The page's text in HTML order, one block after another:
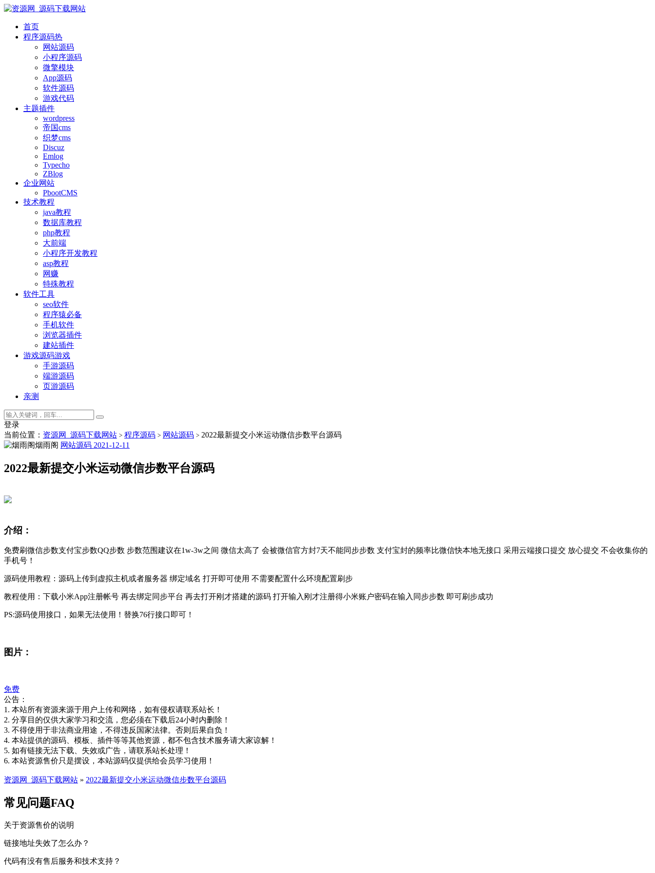
首页
程序源码热
网站源码
小程序源码
微擎模块
App源码
软件源码
游戏代码
主题插件
wordpress
帝国cms
织梦cms
Discuz
Emlog
Typecho
ZBlog
企业网站
PbootCMS
技术教程
java教程
数据库教程
php教程
大前端
小程序开发教程
asp教程
网赚
特殊教程
软件工具
seo软件
程序猿必备
手机软件
浏览器插件
建站插件
游戏源码游戏
手游源码
端游源码
页游源码
亲测
登录
当前位置： 资源网_源码下载网站 > 程序源码 > 网站源码 > 2022最新提交小米运动微信步数平台源码
烟雨阁 网站源码 2021-12-11
2022最新提交小米运动微信步数平台源码
介绍：
免费刷微信步数支付宝步数QQ步数 步数范围建议在1w-3w之间 微信太高了 会被微信官方封7天不能同步步数 支付宝封的频率比微信快本地无接口 采用云端接口提交 放心提交 不会收集你的
手机号！
源码使用教程：源码上传到虚拟主机或者服务器 绑定域名 打开即可使用 不需要配置什么环境配置刷步
教程使用：下载小米App注册帐号 再去绑定同步平台 再去打开刚才搭建的源码 打开输入刚才注册得小米账户密码在输入同步步数 即可刷步成功
PS:源码使用接口，如果无法使用！替换76行接口即可！
图片：
免费
公告：
1. 本站所有资源来源于用户上传和网络，如有侵权请联系站长！
2. 分享目的仅供大家学习和交流，您必须在下载后24小时内删除！
3. 不得使用于非法商业用途，不得违反国家法律。否则后果自负！
4. 本站提供的源码、模板、插件等等其他资源，都不包含技术服务请大家谅解！
5. 如有链接无法下载、失效或广告，请联系站长处理！
6. 本站资源售价只是摆设，本站源码仅提供给会员学习使用！
资源网_源码下载网站 » 2022最新提交小米运动微信步数平台源码
常见问题FAQ
关于资源售价的说明
链接地址失效了怎么办？
代码有没有售后服务和技术支持？